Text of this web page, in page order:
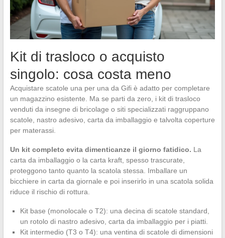
Kit di trasloco o acquisto
singolo: cosa costa meno
Acquistare scatole una per una da Gifi è adatto per completare
un magazzino esistente. Ma se parti da zero, i kit di trasloco
venduti da insegne di bricolage o siti specializzati raggruppano
scatole, nastro adesivo, carta da imballaggio e talvolta coperture
per materassi.
Un kit completo evita dimenticanze il giorno fatidico. La
carta da imballaggio o la carta kraft, spesso trascurate,
proteggono tanto quanto la scatola stessa. Imballare un
bicchiere in carta da giornale e poi inserirlo in una scatola solida
riduce il rischio di rottura.
Kit base (monolocale o T2): una decina di scatole standard,
un rotolo di nastro adesivo, carta da imballaggio per i piatti.
Kit intermedio (T3 o T4): una ventina di scatole di dimensioni